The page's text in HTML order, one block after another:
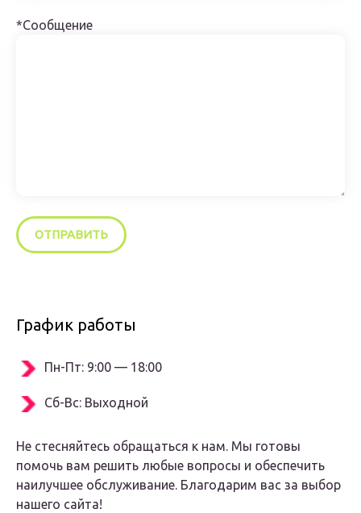
*Сообщение
График работы
Пн-Пт: 9:00 — 18:00
Сб-Вс: Выходной
Не стесняйтесь обращаться к нам. Мы готовы
помочь вам решить любые вопросы и обеспечить
наилучшее обслуживание. Благодарим вас за выбор
нашего сайта!